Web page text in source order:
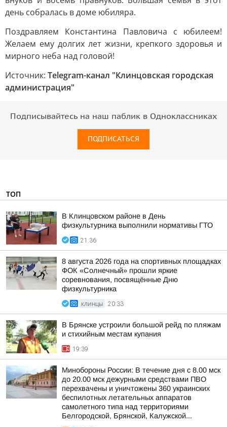
день собралась в доме юбиляра.
Поздравляем Константина Павловича с юбилеем!
Желаем ему долгих лет жизни, крепкого здоровья и
мирного неба над головой!
Источник: Telegram-канал "Клинцовская городская
администрация"
Подписывайтесь на наш паблик в Одноклассниках
ПОДПИСАТЬСЯ
ТОП
В Клинцовском районе в День
физкультурника выполнили нормативы ГТО
21:36
8 августа 2026 года на спортивных площадках
ФОК «Солнечный» прошли яркие
соревнования, посвящённые Дню
физкультурника
КЛИНЦЫ 20:33
В Брянске устроили большой рейд по пляжам
и стихийным местам купания
19:39
Минобороны России: В течение дня с 8.00 мск
до 20.00 мск дежурными средствами ПВО
перехвачены и уничтожены 360 украинских
беспилотных летательных аппаратов
самолетного типа над территориями
Белгородской, Брянской, Калужской...